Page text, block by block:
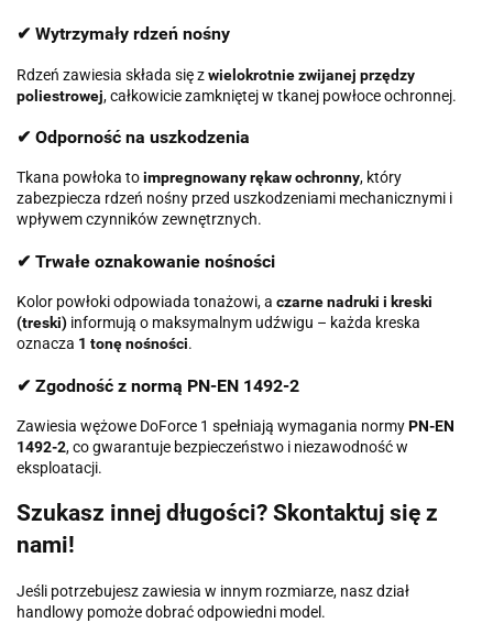
✔ Wytrzymały rdzeń nośny
Rdzeń zawiesia składa się zwielokrotnie zwijanej przędzy
poliestrowej, całkowicie zamkniętej w tkanej powłoce ochronnej.
✔ Odporność na uszkodzenia
Tkana powłoka toimpregnowany rękaw ochronny, który
zabezpiecza rdzeń nośny przed uszkodzeniami mechanicznymi i
wpływem czynników zewnętrznych.
✔ Trwałe oznakowanie nośności
Kolor powłoki odpowiada tonażowi, a czarne nadruki i kreski
(treski) informują o maksymalnym udźwigu – każda kreska
oznacza 1 tonę nośności.
✔ Zgodność z normą PN-EN 1492-2
Zawiesia wężowe DoForce 1 spełniają wymagania normyPN-EN
1492-2, co gwarantuje bezpieczeństwo i niezawodność w
eksploatacji.
Szukasz innej długości? Skontaktuj się z
nami!
Jeśli potrzebujesz zawiesia w innym rozmiarze, nasz dział
handlowy pomoże dobrać odpowiedni model.